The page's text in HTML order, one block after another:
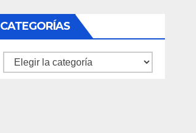
CATEGORÍAS
Categorías